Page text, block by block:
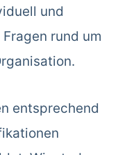
und
rund um
entsprechend